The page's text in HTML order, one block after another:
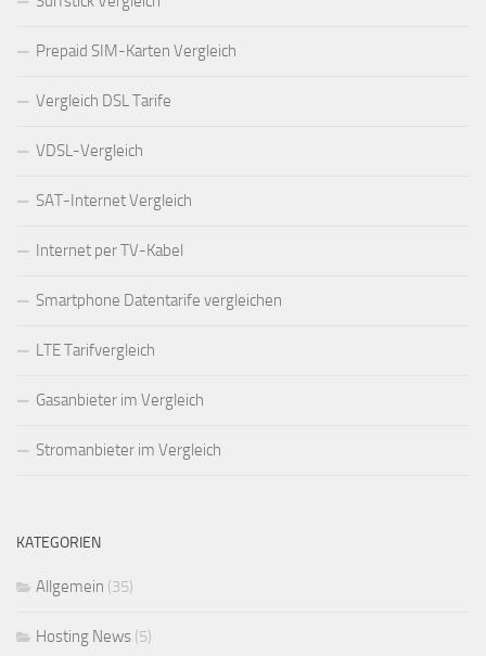
Prepaid SIM-Karten Vergleich
Vergleich DSL Tarife
VDSL-Vergleich
SAT-Internet Vergleich
Internet per TV-Kabel
Smartphone Datentarife vergleichen
LTE Tarifvergleich
Gasanbieter im Vergleich
Stromanbieter im Vergleich
KATEGORIEN
Allgemein (35)
Hosting News (5)